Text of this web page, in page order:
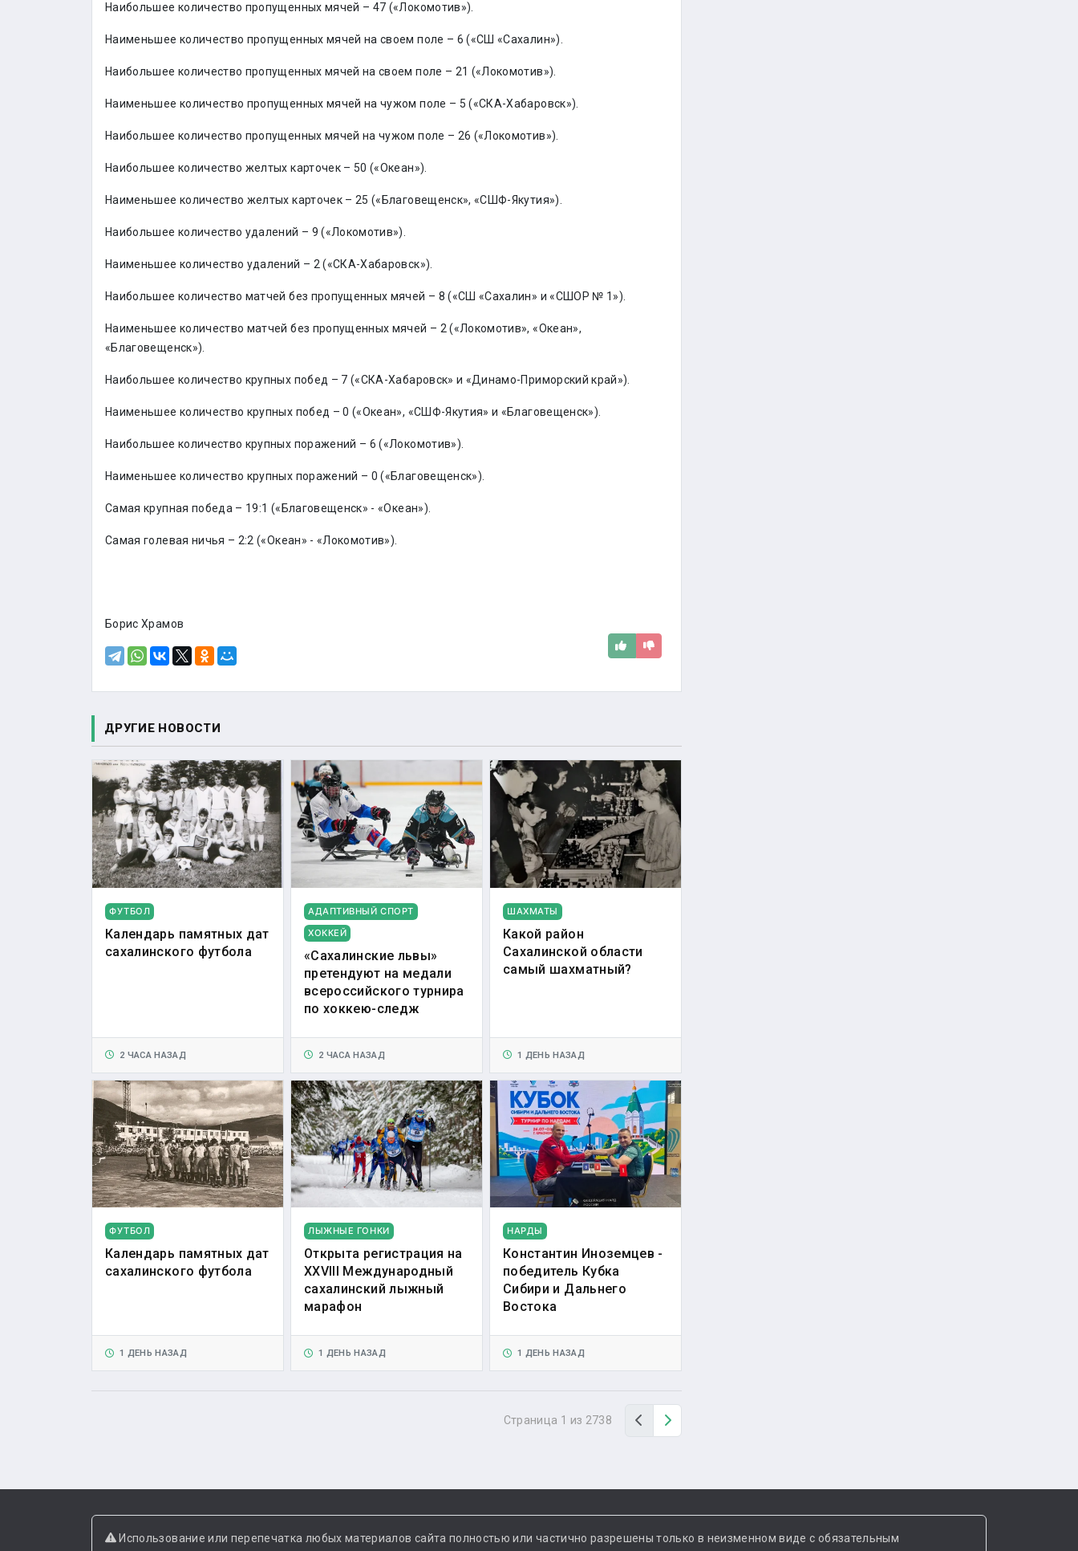
Наибольшее количество пропущенных мячей – 47 («Локомотив»).
Наименьшее количество пропущенных мячей на своем поле – 6 («СШ «Сахалин»).
Наибольшее количество пропущенных мячей на своем поле – 21 («Локомотив»).
Наименьшее количество пропущенных мячей на чужом поле – 5 («СКА-Хабаровск»).
Наибольшее количество пропущенных мячей на чужом поле – 26 («Локомотив»).
Наибольшее количество желтых карточек – 50 («Океан»).
Наименьшее количество желтых карточек – 25 («Благовещенск», «СШФ-Якутия»).
Наибольшее количество удалений – 9 («Локомотив»).
Наименьшее количество удалений – 2 («СКА-Хабаровск»).
Наибольшее количество матчей без пропущенных мячей – 8 («СШ «Сахалин» и «СШОР № 1»).
Наименьшее количество матчей без пропущенных мячей – 2 («Локомотив», «Океан»,
«Благовещенск»).
Наибольшее количество крупных побед – 7 («СКА-Хабаровск» и «Динамо-Приморский край»).
Наименьшее количество крупных побед – 0 («Океан», «СШФ-Якутия» и «Благовещенск»).
Наибольшее количество крупных поражений – 6 («Локомотив»).
Наименьшее количество крупных поражений – 0 («Благовещенск»).
Самая крупная победа – 19:1 («Благовещенск» - «Океан»).
Самая голевая ничья – 2:2 («Океан» - «Локомотив»).
Борис Храмов
ДРУГИЕ НОВОСТИ
ФУТБОЛ
Календарь памятных дат
сахалинского футбола
2 ЧАСА НАЗАД
АДАПТИВНЫЙ СПОРТ
ХОККЕЙ
«Сахалинские львы»
претендуют на медали
всероссийского турнира
по хоккею-следж
2 ЧАСА НАЗАД
ШАХМАТЫ
Какой район
Сахалинской области
самый шахматный?
1 ДЕНЬ НАЗАД
ФУТБОЛ
Календарь памятных дат
сахалинского футбола
1 ДЕНЬ НАЗАД
ЛЫЖНЫЕ ГОНКИ
Открыта регистрация на
XXVIII Международный
сахалинский лыжный
марафон
1 ДЕНЬ НАЗАД
НАРДЫ
Константин Иноземцев -
победитель Кубка
Сибири и Дальнего
Востока
1 ДЕНЬ НАЗАД
Страница 1 из 2738 НазадВперед
Использование или перепечатка любых материалов сайта полностью или частично разрешены только в неизменном виде с обязательным